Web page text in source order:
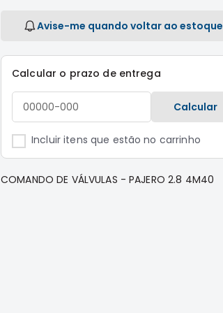
Avise-me quando voltar ao estoque
Calcular o prazo de entrega
Calcular
Incluir itens que estão no carrinho
COMANDO DE VÁLVULAS - PAJERO 2.8 4M40